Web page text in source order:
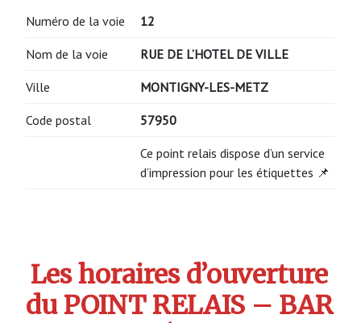
Numéro de la voie 12
Nom de la voie RUE DE L’HOTEL DE VILLE
Ville MONTIGNY-LES-METZ
Code postal 57950
Ce point relais dispose d’un service
d’impression pour les étiquettes 📌
Les horaires d’ouverture
du POINT RELAIS – BAR